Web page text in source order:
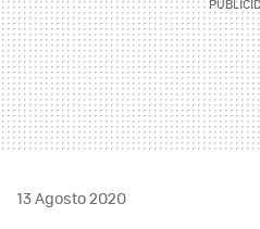
13 Agosto 2020